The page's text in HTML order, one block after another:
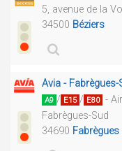
5, avenue de la
34500 Béziers
Avia - Fabrègues-
A9 / E15 / E80 -
Fabrègues-Sud
34690 Fabrègues